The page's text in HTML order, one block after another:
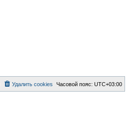
Часовой пояс: UTC+03:00
Удалить cookies